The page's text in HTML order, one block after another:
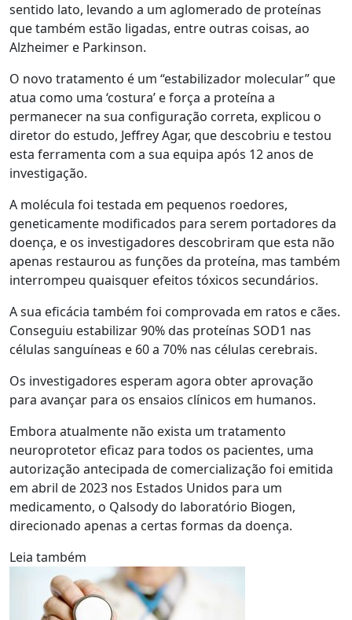
sentido lato, levando a um aglomerado de proteínas
que também estão ligadas, entre outras coisas, ao
Alzheimer e Parkinson.
O novo tratamento é um “estabilizador molecular” que
atua como uma ‘costura’ e força a proteína a
permanecer na sua configuração correta, explicou o
diretor do estudo, Jeffrey Agar, que descobriu e testou
esta ferramenta com a sua equipa após 12 anos de
investigação.
A molécula foi testada em pequenos roedores,
geneticamente modificados para serem portadores da
doença, e os investigadores descobriram que esta não
apenas restaurou as funções da proteína, mas também
interrompeu quaisquer efeitos tóxicos secundários.
A sua eficácia também foi comprovada em ratos e cães.
Conseguiu estabilizar 90% das proteínas SOD1 nas
células sanguíneas e 60 a 70% nas células cerebrais.
Os investigadores esperam agora obter aprovação
para avançar para os ensaios clínicos em humanos.
Embora atualmente não exista um tratamento
neuroprotetor eficaz para todos os pacientes, uma
autorização antecipada de comercialização foi emitida
em abril de 2023 nos Estados Unidos para um
medicamento, o Qalsody do laboratório Biogen,
direcionado apenas a certas formas da doença.
Leia também